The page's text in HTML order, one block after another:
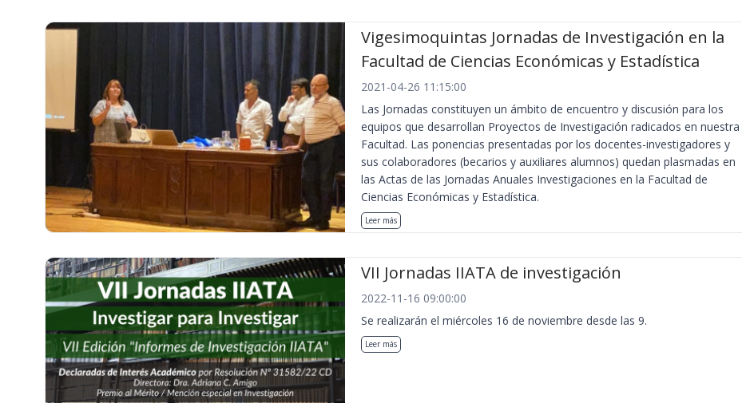
Vigesimoquintas Jornadas de Investigación en la
Facultad de Ciencias Económicas y Estadística
2021-04-26 11:15:00
Las Jornadas constituyen un ámbito de encuentro y discusión para los
equipos que desarrollan Proyectos de Investigación radicados en nuestra
Facultad. Las ponencias presentadas por los docentes-investigadores y
sus colaboradores (becarios y auxiliares alumnos) quedan plasmadas en
las Actas de las Jornadas Anuales Investigaciones en la Facultad de
Ciencias Económicas y Estadística.
Leer más
VII Jornadas IIATA de investigación
2022-11-16 09:00:00
Se realizarán el miércoles 16 de noviembre desde las 9.
Leer más